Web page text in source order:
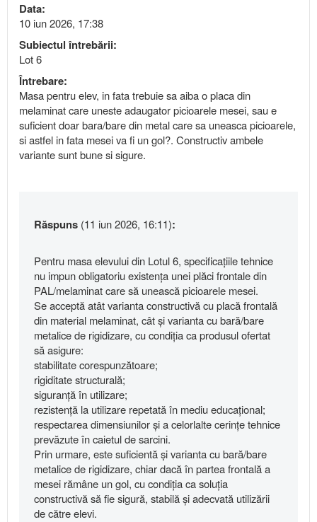
Data:
10 iun 2026, 17:38
Subiectul întrebării:
Lot 6
Întrebare:
Masa pentru elev, in fata trebuie sa aiba o placa din
melaminat care uneste adaugator picioarele mesei, sau e
suficient doar bara/bare din metal care sa uneasca picioarele,
si astfel in fata mesei va fi un gol?. Constructiv ambele
variante sunt bune si sigure.
Răspuns (11 iun 2026, 16:11):
Pentru masa elevului din Lotul 6, specificațiile tehnice
nu impun obligatoriu existența unei plăci frontale din
PAL/melaminat care să unească picioarele mesei.
Se acceptă atât varianta constructivă cu placă frontală
din material melaminat, cât și varianta cu bară/bare
metalice de rigidizare, cu condiția ca produsul ofertat
să asigure:
stabilitate corespunzătoare;
rigiditate structurală;
siguranță în utilizare;
rezistență la utilizare repetată în mediu educațional;
respectarea dimensiunilor și a celorlalte cerințe tehnice
prevăzute în caietul de sarcini.
Prin urmare, este suficientă și varianta cu bară/bare
metalice de rigidizare, chiar dacă în partea frontală a
mesei rămâne un gol, cu condiția ca soluția
constructivă să fie sigură, stabilă și adecvată utilizării
de către elevi.